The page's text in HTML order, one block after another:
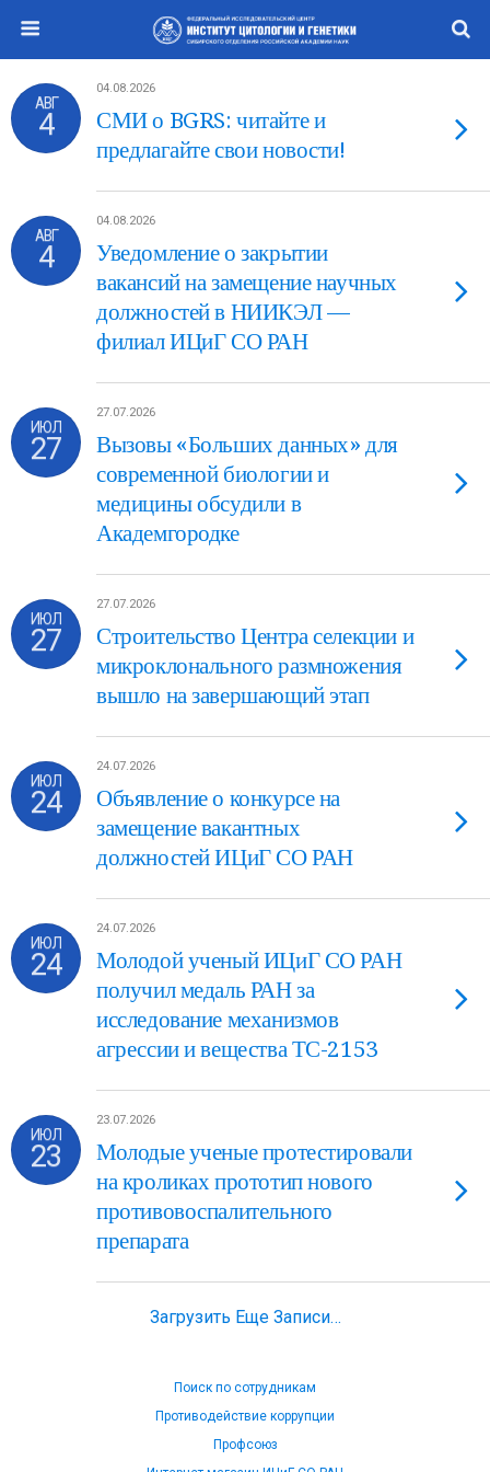
АВГ
4
04.08.2026
СМИ о BGRS: читайте и
предлагайте свои новости!
АВГ
4
04.08.2026
Уведомление о закрытии
вакансий на замещение научных
должностей в НИИКЭЛ —
филиал ИЦиГ СО РАН
ИЮЛ
27
27.07.2026
Вызовы «Больших данных» для
современной биологии и
медицины обсудили в
Академгородке
ИЮЛ
27
27.07.2026
Строительство Центра селекции и
микроклонального размножения
вышло на завершающий этап
ИЮЛ
24
24.07.2026
Объявление о конкурсе на
замещение вакантных
должностей ИЦиГ СО РАН
ИЮЛ
24
24.07.2026
Молодой ученый ИЦиГ СО РАН
получил медаль РАН за
исследование механизмов
агрессии и вещества ТС-2153
ИЮЛ
23
23.07.2026
Молодые ученые протестировали
на кроликах прототип нового
противовоспалительного
препарата
Загрузить Еще Записи…
Поиск по сотрудникам
Противодействие коррупции
Профсоюз